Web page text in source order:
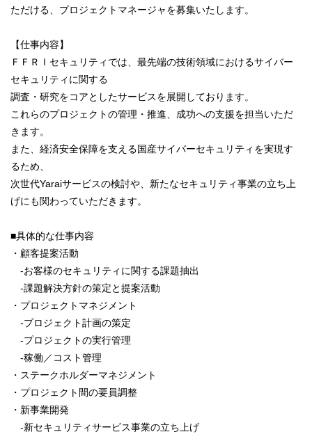
ただける、プロジェクトマネージャを募集いたします。
【仕事内容】
ＦＦＲＩセキュリティでは、最先端の技術領域におけるサイバー
セキュリティに関する
調査・研究をコアとしたサービスを展開しております。
これらのプロジェクトの管理・推進、成功への支援を担当いただ
きます。
また、経済安全保障を支える国産サイバーセキュリティを実現す
るため、
次世代Yaraiサービスの検討や、新たなセキュリティ事業の立ち上
げにも関わっていただきます。
■具体的な仕事内容
・顧客提案活動
-お客様のセキュリティに関する課題抽出
-課題解決方針の策定と提案活動
・プロジェクトマネジメント
-プロジェクト計画の策定
-プロジェクトの実行管理
-稼働／コスト管理
・ステークホルダーマネジメント
・プロジェクト間の要員調整
・新事業開発
-新セキュリティサービス事業の立ち上げ